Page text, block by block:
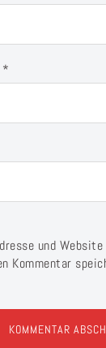
*
und
Kommentar